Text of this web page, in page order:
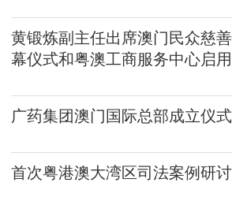
黄锻炼副主任出席澳门民众慈
幕仪式和粤澳工商服务中心启
广药集团澳门国际总部成立仪
首次粤港澳大湾区司法案例研